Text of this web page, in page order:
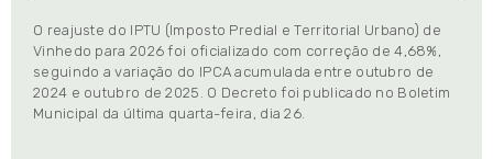
O reajuste do IPTU (Imposto Predial e Territorial Urbano) de
Vinhedo para 2026 foi oficializado com correção de 4,68%,
seguindo a variação do IPCA acumulada entre outubro de
2024 e outubro de 2025. O Decreto foi publicado no Boletim
Municipal da última quarta-feira, dia 26.